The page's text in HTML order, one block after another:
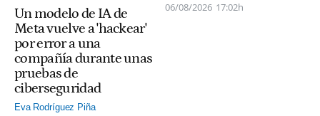
Un modelo de IA de
Meta vuelve a 'hackear'
por error a una
compañía durante unas
pruebas de
ciberseguridad
Eva Rodríguez Piña
06/08/2026 17:02h